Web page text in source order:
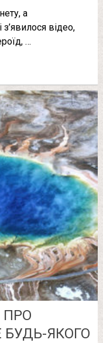
а
з’явилося відео,
…
ПРО
БУДЬ-ЯКОГО